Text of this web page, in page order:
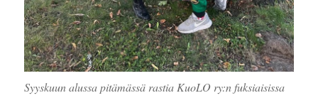
Syyskuun alussa pitämässä rastia KuoLO ry:n fuksiaisissa